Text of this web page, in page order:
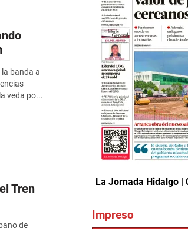
banda a
veda po...
Tren
de
La Jornada Hidalgo |
Impreso